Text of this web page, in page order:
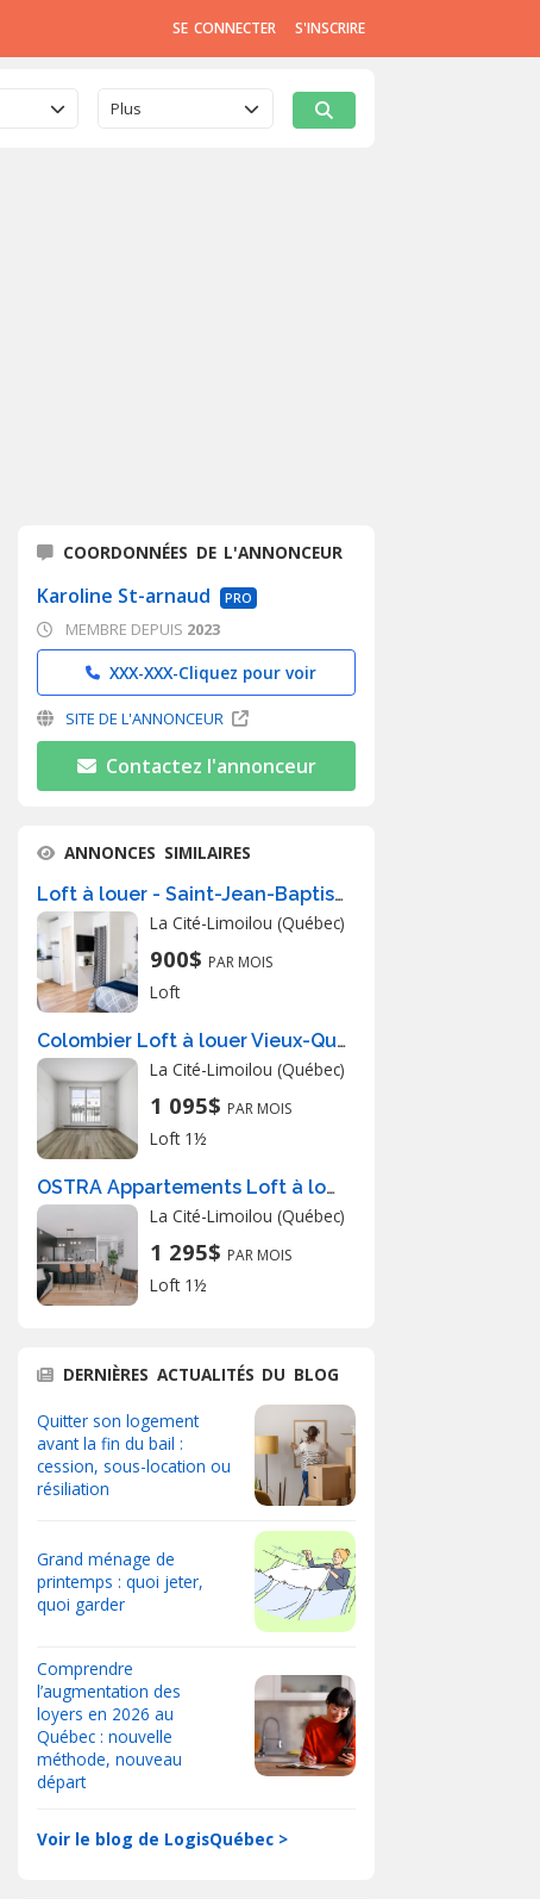
SE CONNECTER S'INSCRIRE
Plus
COORDONNÉES DE L'ANNONCEUR
Karoline St-arnaud PRO
MEMBRE DEPUIS 2023
XXX-XXX-Cliquez pour voir
SITE DE L'ANNONCEUR
Contactez l'annonceur
ANNONCES SIMILAIRES
Loft à louer - Saint-Jean-Baptiste 69-C
La Cité-Limoilou (Québec)
900$ PAR MOIS
Loft
Colombier Loft à louer Vieux-Québec juillet 2026
La Cité-Limoilou (Québec)
1 095$ PAR MOIS
Loft 1½
OSTRA Appartements Loft à louer Saint-Jean-Baptiste novembre 2026
La Cité-Limoilou (Québec)
1 295$ PAR MOIS
Loft 1½
DERNIÈRES ACTUALITÉS DU BLOG
Quitter son logement
avant la fin du bail :
cession, sous-location ou
résiliation
Grand ménage de
printemps : quoi jeter,
quoi garder
Comprendre
l’augmentation des
loyers en 2026 au
Québec : nouvelle
méthode, nouveau
départ
Voir le blog de LogisQuébec >